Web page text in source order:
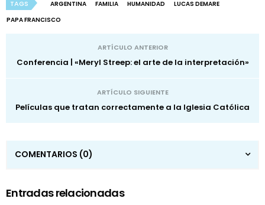
TAGS ARGENTINA FAMILIA HUMANIDAD
LUCAS DEMARE
PAPA FRANCISCO
ARTÍCULO ANTERIOR
Conferencia | «Meryl Streep: el arte de la interpretación»
ARTÍCULO SIGUIENTE
Películas que tratan correctamente a la Iglesia Católica
COMENTARIOS (0)
Entradas relacionadas